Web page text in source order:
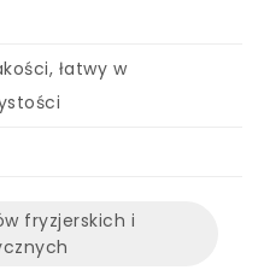
łatwy w
fryzjerskich i